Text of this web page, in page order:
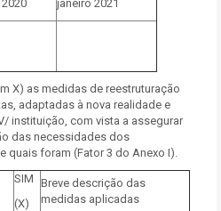
janeiro 2021
as medidas de reestruturação
adaptadas à nova realidade e
instituição, com vista a assegurar
das necessidades dos
quais foram (Fator 3 do Anexo I).
SIM
(X)
Breve descrição das
medidas aplicadas